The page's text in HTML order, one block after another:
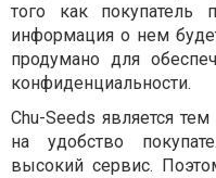
того как покупатель
информация о нем
продумано для
конфиденциальности.
Chu-Seeds является
на удобство
высокий сервис.